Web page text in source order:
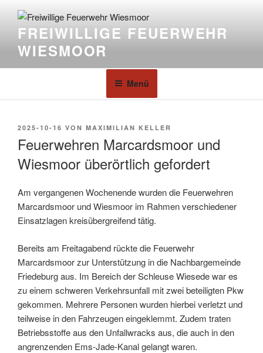
FREIWILLIGE FEUERWEHR
WIESMOOR
Menü
2025-10-16 VON MAXIMILIAN KELLER
Feuerwehren Marcardsmoor und
Wiesmoor überörtlich gefordert
Am vergangenen Wochenende wurden die Feuerwehren
Marcardsmoor und Wiesmoor im Rahmen verschiedener
Einsatzlagen kreisübergreifend tätig.
Bereits am Freitagabend rückte die Feuerwehr
Marcardsmoor zur Unterstützung in die Nachbargemeinde
Friedeburg aus. Im Bereich der Schleuse Wiesede war es
zu einem schweren Verkehrsunfall mit zwei beteiligten Pkw
gekommen. Mehrere Personen wurden hierbei verletzt und
teilweise in den Fahrzeugen eingeklemmt. Zudem traten
Betriebsstoffe aus den Unfallwracks aus, die auch in den
angrenzenden Ems-Jade-Kanal gelangt waren.